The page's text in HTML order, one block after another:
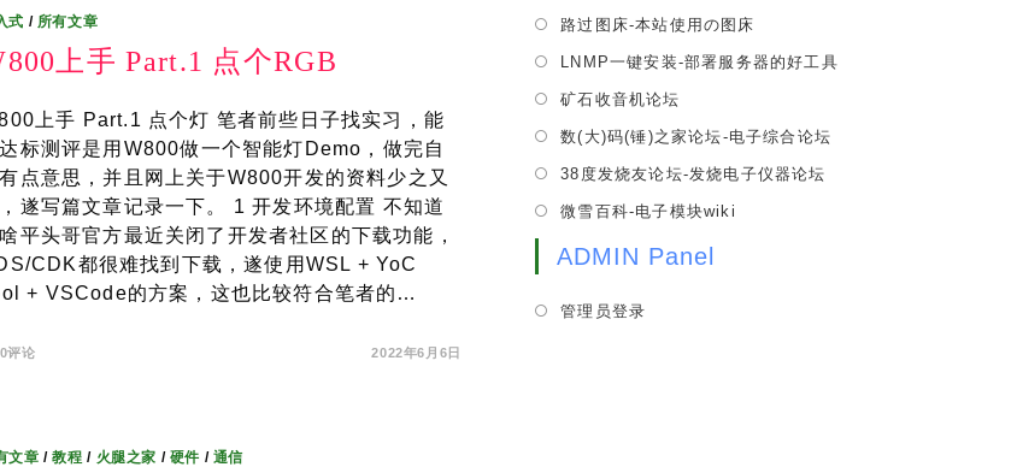
式 / 所有文章
上手 Part.1 点个RGB
上手 Part.1 点个灯 笔者前些日子找实习，能
标测评是用W800做一个智能灯Demo，做完自
点意思，并且网上关于W800开发的资料少之又
遂写篇文章记录一下。 1 开发环境配置 不知道
平头哥官方最近关闭了开发者社区的下载功能，
CDK都很难找到下载，遂使用WSL + YoC
+ VSCode的方案，这也比较符合笔者的…
0评论 2022年6月6日
文章 /教程 / 火腿之家 / 硬件 / 通信
tab
new
路过图床-本站使用の图床
a
tab
LNMP一键安装-部署服务器的好工具
矿石收音机论坛
a
new
tab
数(大)码(锤)之家论坛-电子综合论坛Opens
38度发烧友论坛-发烧电子仪器论坛
微雪百科-电子模块wiki
ADMIN Panel
管理员登录